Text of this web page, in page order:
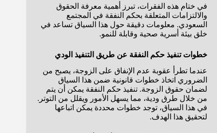
في ختام هذه الفقرات، تبرز أهمية معرفة الحقوق
والالتزامات المتعلقة بحكم النفقة في المجتمع
السعودي. معلومات دقيقة حول هذا السياق تساعد في
خلق بيئة أسرية صحية وقابلة للنمو.
خطوات تنفيذ حكم النفقة عن طريق التنفيذ الودي
عندما تطرأ عقوبة عدم الإنفاق على الزوجة، يصبح من
الضروري اتخاذ خطوات قانونية ضمن هذا السياق
لضمان حقوق الزوجة. تنفيذ حكم النفقة يمكن أن يتم
من خلال طرق ودية، مما يسهل الأمور ويقلل من التوتر.
في هذا السياق، توجد خطوات محددة يمكن اتباعها
لتحقيق هذا الهدف.